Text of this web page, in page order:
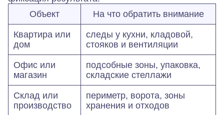
Объект
На что обратить внимание
Квартира или
дом
следы у кухни, кладовой,
стояков и вентиляции
Офис или
магазин
подсобные зоны, упаковка,
складские стеллажи
Склад или
производство
периметр, ворота, зоны
хранения и отходов